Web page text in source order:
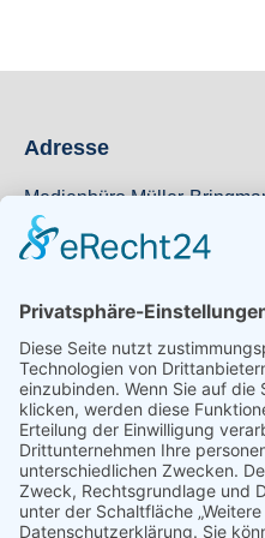
Adresse
Medienbüro Müller-
Hegerstraße 11
41239 Mönchengladbach
Kontakt
Telefonnummer
02166 62 820
E-Mail
info@muebri.de